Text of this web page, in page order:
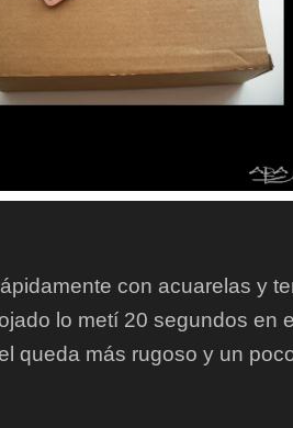
con acuarelas y
lo metí 20 segundos en el
queda más rugoso y un